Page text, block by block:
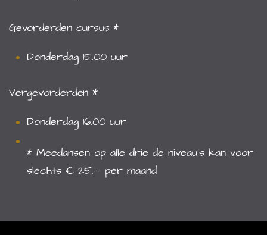
Gevorderden cursus *
Donderdag 15.00 uur
Vergevorderden *
Donderdag 16.00 uur
* Meedansen op alle drie de niveau's kan voor
slechts € 25,-- per maand